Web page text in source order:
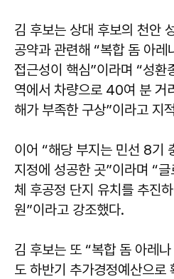
김 후보는 상대 후보의 천안
공약과 관련해 “복합 돔 아레
접근성이 핵심”이라며 “성환
역에서 차량으로 40여 분 거
해가 부족한 구상”이라고 지
이어 “해당 부지는 민선 8기
지정에 성공한 곳”이라며 “
체 후공정 단지 유치를 추진
원”이라고 강조했다.
김 후보는 또 “복합 돔 아레
도 하반기 추가경정예산으로